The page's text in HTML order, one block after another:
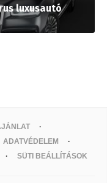
luxusautó
ADATVÉDELEM
SÜTI BEÁLLÍTÁSOK